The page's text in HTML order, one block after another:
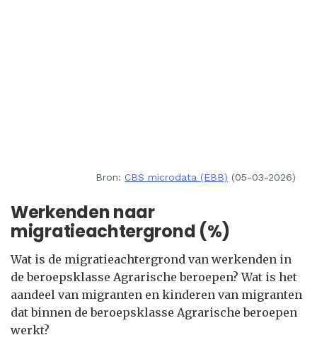
Bron: CBS microdata (EBB) (05-03-2026)
Werkenden naar
migratieachtergrond (%)
Wat is de migratieachtergrond van werkenden in
de beroepsklasse Agrarische beroepen? Wat is het
aandeel van migranten en kinderen van migranten
dat binnen de beroepsklasse Agrarische beroepen
werkt?